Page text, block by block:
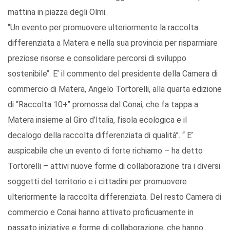
mattina in piazza degli Olmi.
“Un evento per promuovere ulteriormente la raccolta
differenziata a Matera e nella sua provincia per risparmiare
preziose risorse e consolidare percorsi di sviluppo
sostenibile’’. E’ il commento del presidente della Camera di
commercio di Matera, Angelo Tortorelli, alla quarta edizione
di “Raccolta 10+’’ promossa dal Conai, che fa tappa a
Matera insieme al Giro d’Italia, l’isola ecologica e il
decalogo della raccolta differenziata di qualità’’. “ E’
auspicabile che un evento di forte richiamo – ha detto
Tortorelli – attivi nuove forme di collaborazione tra i diversi
soggetti del territorio e i cittadini per promuovere
ulteriormente la raccolta differenziata. Del resto Camera di
commercio e Conai hanno attivato proficuamente in
passato iniziative e forme di collaborazione, che hanno